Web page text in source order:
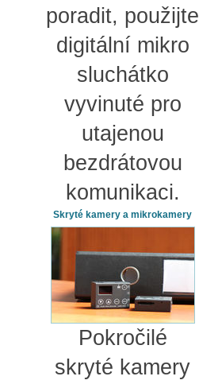
poradit, použijte
digitální mikro
sluchátko
vyvinuté pro
utajenou
bezdrátovou
komunikaci.
Skryté kamery a mikrokamery
Pokročilé
skryté kamery